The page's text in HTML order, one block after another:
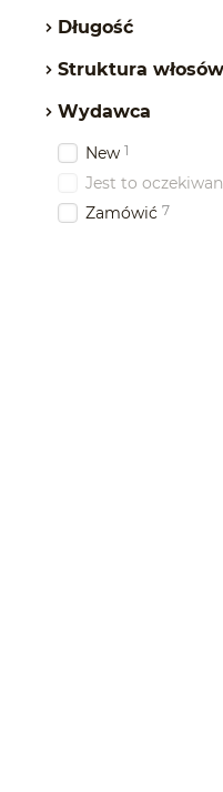
Długość
Struktura włosów
Wydawca
New 1
Jest to
Zamówić 7